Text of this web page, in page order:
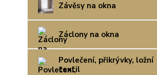
Závěsy na okna
Záclony na okna
Povlečení, přikrývky, ložní
textil